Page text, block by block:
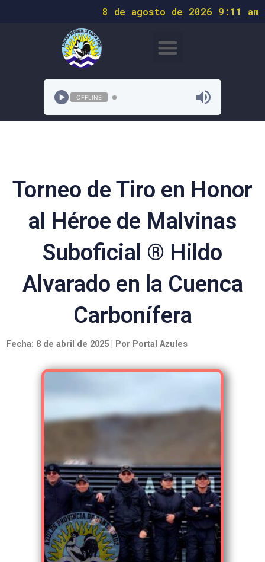
8 de agosto de 2026 9:11 am
OFFLINE
Torneo de Tiro en Honor
al Héroe de Malvinas
Suboficial ® Hildo
Alvarado en la Cuenca
Carbonífera
Fecha: 8 de abril de 2025 | Por Portal Azules